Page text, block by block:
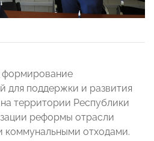
формирование
для поддержки и развития
территории Республики
реформы отрасли
отходами.